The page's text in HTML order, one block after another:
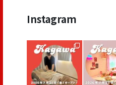
Instagram